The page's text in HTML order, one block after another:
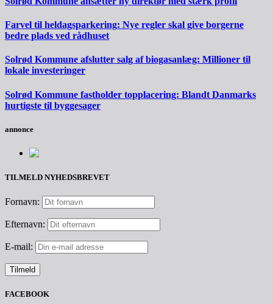
Farvel til heldagsparkering: Nye regler skal give borgerne
bedre plads ved rådhuset
Solrød Kommune afslutter salg af biogasanlæg: Millioner til
lokale investeringer
Solrød Kommune fastholder topplacering: Blandt Danmarks
hurtigste til byggesager
annonce
TILMELD NYHEDSBREVET
Fornavn:
Efternavn:
E-mail:
FACEBOOK